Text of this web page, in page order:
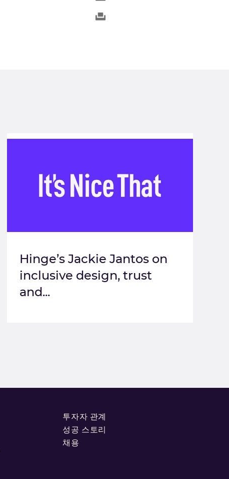
Hinge’s Jackie Jantos on
inclusive design, trust
and...
투자자 관계
성공 스토리
채용